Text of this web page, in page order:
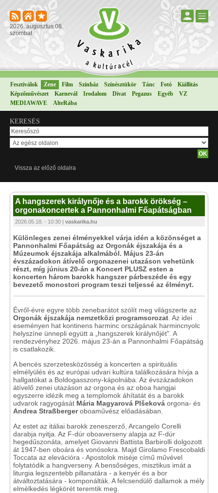
2026. augusztus 08.
szombat
Fesztiválok Zene Film Színház Színésztükör Tánc Fotó
Kiállítás
Képzőművészet
Karnevál Irodalom Divat Pegazus Egyéb
VZ
MEDIAWAVE
AlteRába
KERESÉS
Vissza az előző oldalra
A hangszerek királynője és a barokk örökség –
orgonakoncertek a Pannonhalmi Főapátságban
2026.05.18. - 10:30 | vaskarika.hu
Különleges zenei élményekkel várja idén a közönséget a
Pannonhalmi Főapátság az Orgonák éjszakája és a
Múzeumok éjszakája alkalmából. Május 23-án
évszázadokon átívelő orgonazenei utazáson vehetünk
részt, míg június 20-án a Koncert PLUSZ esten a
koncerten három barokk hangszer párbeszéde és egy
bevezető monostori program teszi teljessé az élményt.
Évről-évre egyre több zenebarátot szólít meg világszerte az
Orgonák éjszakája nemzetközi programsorozat . Az idei
eseményen hat kontinens harminc országának harmincnyolc
helyszíne ünnepli együtt a „hangszerek királynőjét". A
rendezvényhez 2026. május 23-án a Pannonhalmi Főapátság
is csatlakozik.
A bencés szerzetesközösség a koncerten a spirituális
elmélyülés és az európai udvari kultúra találkozására hívja a
hallgatókat a Boldogasszony-kápolnába. Az évszázadokon
átívelő zenei utazáson az orgona és az oboa hangjai
egyszerre idézik meg a templomok áhítatát és a barokk
udvarok ragyogását Mária Magyarová Plšeková orgona- és
Andrea Straßbergeroboaművész előadásában.
Az estet az itáliai barokk zeneszerző, Arcangelo Corelli
darabja nyitja. Az F-dúr oboaverseny alapja az F-dúr
hegedűszonáta, amelyet Giovanni Battista Barbirolli dolgozott
át 1947-ben oboára és vonósokra. Majd Girolamo Frescobaldi
Toccata az elevációra - Apostolok miséje című művével
folytatódik a hangverseny. A bensőséges, misztikus imát a
liturgia legszentebb pillanatára - a kenyér és a bor
átváltoztatására - komponálták. A felcsendülő dallamok a mély
elmélkedés légkörét teremtik meg.